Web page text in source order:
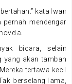
kata Iwan
mendengar
bicara, selain
yang akan tambah
tertawa kecil
berselang lama,